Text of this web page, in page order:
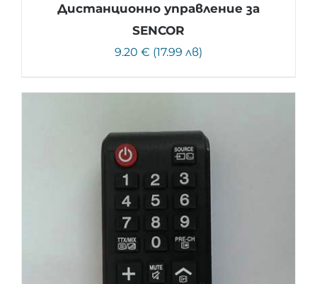
Дистанционно управление за
SENCOR
9.20 € (17.99 лв)